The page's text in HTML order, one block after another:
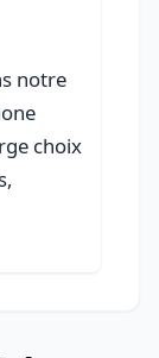
notre
choix